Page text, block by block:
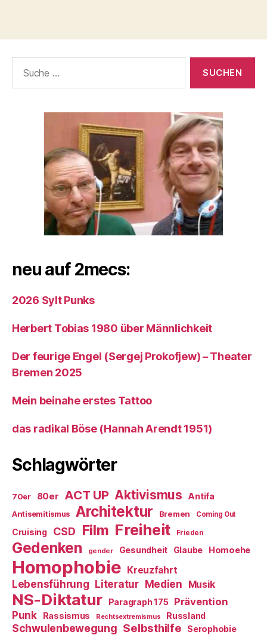
nach:
neu auf 2mecs:
2026 Sylt Punks
Herbert Tobias 1980 über Männlichkeit
Der feurige Engel (Sergej Prokofjew) – Theater
Bremen 2025
Mein beinahe erstes Tattoo
das radikal Böse (Hannah Arendt 1951)
Schlagwörter
70er 80er ACT UP Aktivismus Antifa
Antisemitismus Architektur Bremen Coming Out
Cruising CSD Film Freiheit Frieden
Gedenken gender Gesundheit Glaube Homoehe
Homophobie Kreuzfahrt
Lebensführung Literatur Medien Musik
NS-Diktatur Paragraph 175
Prävention
Punk
Rassismus Rechtsextremismus Russland
Schwulenbewegung Selbsthilfe Serophobie